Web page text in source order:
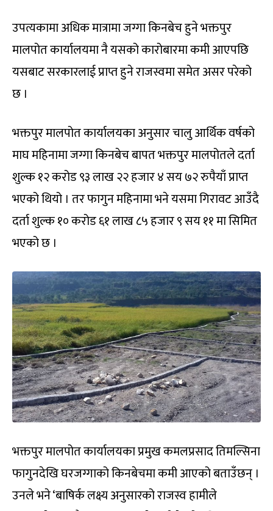
उपत्यकामा अधिक मात्रामा जग्गा किनबेच हुने भक्तपुर
मालपोत कार्यालयमा नै यसको कारोबारमा कमी आएपछि
यसबाट सरकारलाई प्राप्त हुने राजस्वमा समेत असर परेको
छ ।
भक्तपुर मालपोत कार्यालयका अनुसार चालु आर्थिक वर्षको
माघ महिनामा जग्गा किनबेच बापत भक्तपुर मालपोतले दर्ता
शुल्क १२ करोड ९३ लाख २२ हजार ४ सय ७२ रुपैयाँ प्राप्त
भएको थियो । तर फागुन महिनामा भने यसमा गिरावट आउँदै
दर्ता शुल्क १० करोड ६१ लाख ८५ हजार ९ सय ११ मा सिमित
भएको छ ।
भक्तपुर मालपोत कार्यालयका प्रमुख कमलप्रसाद तिमल्सिना
फागुनदेखि घरजग्गाको किनबेचमा कमी आएको बताउँछन् ।
उनले भने ‘बाषिर्क लक्ष्य अनुसारको राजस्व हामीले